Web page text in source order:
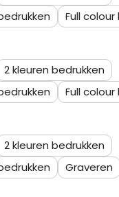
Full colour
2
Full colour
2
Graveren